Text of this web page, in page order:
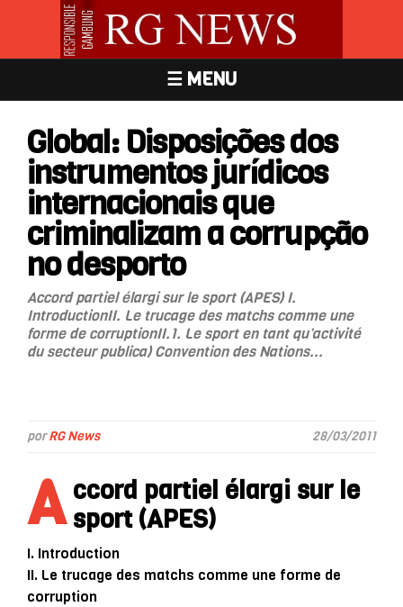
☰ MENU
Global: Disposições dos
instrumentos jurídicos
internacionais que
criminalizam a corrupção
no desporto
Accord partiel élargi sur le sport (APES) I.
IntroductionII. Le trucage des matchs comme une
forme de corruptionII.1. Le sport en tant qu’activité
du secteur publica) Convention des Nations...
porRG News 28/03/2011
A ccord partiel élargi sur le
sport (APES)
I. Introduction
II. Le trucage des matchs comme une forme de
corruption